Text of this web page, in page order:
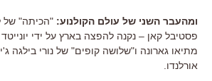
ומהעבר השני של עולם הקולנוע: "הכיתה" של
פסטיבל קאן – נקנה להפצה בארץ על ידי
מתיאו גארונה ו"שלושה קופים" של נורי בילגה
אורלנדו.